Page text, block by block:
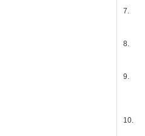
7.
8.
9.
10.